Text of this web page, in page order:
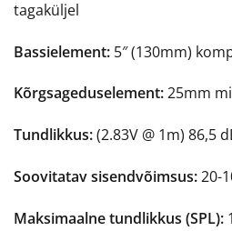
tagaküljel
Bassielement: 5″ (130mm)
Kõrgsageduselement:25mm
Tundlikkus:(2.83V @ 1m) 86,5
Soovitatav sisendvõimsus:20-
Maksimaalne tundlikkus (SPL):